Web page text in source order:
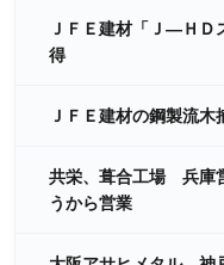
ＪＦＥ建材「Ｊ―Ｈ
得
ＪＦＥ建材の鋼製流
共栄、葺合工場 兵庫
うから営業